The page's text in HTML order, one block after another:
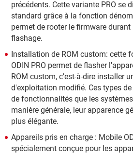
précédents. Cette variante PRO se
standard grâce à la fonction
permet de rooter le firmware durant
flashage.
Installation de ROM custom: cette
ODIN PRO permet de flasher
ROM custom, c'est-à-dire installer
d'exploitation modifié. Ces types
de fonctionnalités que les
manière générale, leur apparence
plus élégante.
Appareils pris en charge : Mobile
spécialement conçue pour les